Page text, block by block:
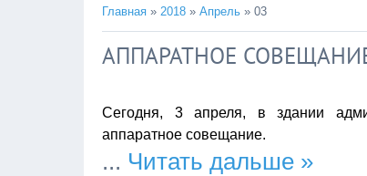
Главная » 2018 » Апрель » 03
АППАРАТНОЕ
Сегодня, 3 апреля, в здании
аппаратное совещание.
... Читать дальше »